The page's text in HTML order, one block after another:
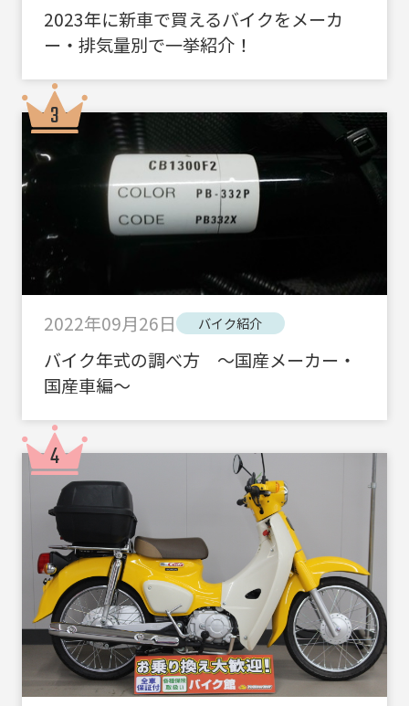
2023年に新車で買えるバイクをメーカ
ー・排気量別で一挙紹介！
2022年09月26日 バイク紹介
バイク年式の調べ方 ～国産メーカー・
国産車編～